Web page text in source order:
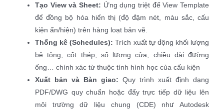
Tạo View và Sheet: Ứng dụng triệt để View Template
để đồng bộ hóa hiển thị (độ đậm nét, màu sắc, cấu
kiện ẩn/hiện) trên hàng loạt bản vẽ.
Thống kê (Schedules): Trích xuất tự động khối lượng
bê tông, cốt thép, số lượng cửa, chiều dài đường
ống… chính xác từ thuộc tính hình học của cấu kiện
Xuất bản và Bàn giao: Quy trình xuất định dạng
PDF/DWG quy chuẩn hoặc đẩy trực tiếp dữ liệu lên
môi trường dữ liệu chung (CDE) như Autodesk